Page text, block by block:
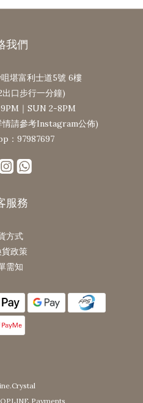
我們
堪富利士道5號 6樓
口步行一分鐘)
｜SUN 2-8PM
情請參考Instagram公佈)
：97987697
服務
方式
政策
需知
Payments